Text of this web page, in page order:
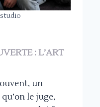
: L’ART
un
le juge,